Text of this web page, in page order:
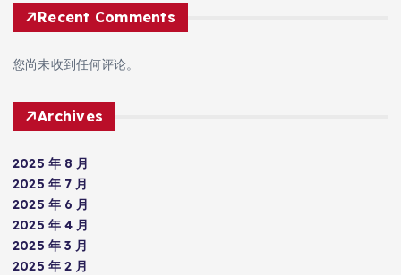
Recent Comments
您尚未收到任何评论。
Archives
2025 年 8 月
2025 年 7 月
2025 年 6 月
2025 年 4 月
2025 年 3 月
2025 年 2 月